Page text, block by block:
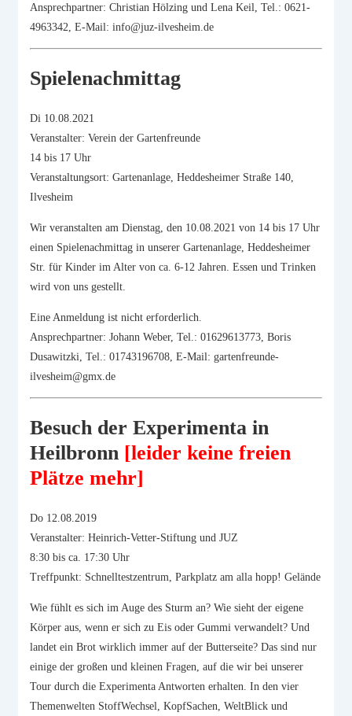
Ansprechpartner: Christian Hölzing und Lena Keil, Tel.: 0621-
4963342, E-Mail: info@juz-ilvesheim.de
Spielenachmittag
Di 10.08.2021
Veranstalter: Verein der Gartenfreunde
14 bis 17 Uhr
Veranstaltungsort: Gartenanlage, Heddesheimer Straße 140,
Ilvesheim
Wir veranstalten am Dienstag, den 10.08.2021 von 14 bis 17 Uhr
einen Spielenachmittag in unserer Gartenanlage, Heddesheimer
Str. für Kinder im Alter von ca. 6-12 Jahren. Essen und Trinken
wird von uns gestellt.
Eine Anmeldung ist nicht erforderlich.
Ansprechpartner: Johann Weber, Tel.: 01629613773, Boris
Dusawitzki, Tel.: 01743196708, E-Mail: gartenfreunde-
ilvesheim@gmx.de
Besuch der Experimenta in
Heilbronn [leider keine freien
Plätze mehr]
Do 12.08.2019
Veranstalter: Heinrich-Vetter-Stiftung und JUZ
8:30 bis ca. 17:30 Uhr
Treffpunkt: Schnelltestzentrum, Parkplatz am alla hopp! Gelände
Wie fühlt es sich im Auge des Sturm an? Wie sieht der eigene
Körper aus, wenn er sich zu Eis oder Gummi verwandelt? Und
landet ein Brot wirklich immer auf der Butterseite? Das sind nur
einige der großen und kleinen Fragen, auf die wir bei unserer
Tour durch die Experimenta Antworten erhalten. In den vier
Themenwelten StoffWechsel, KopfSachen, WeltBlick und